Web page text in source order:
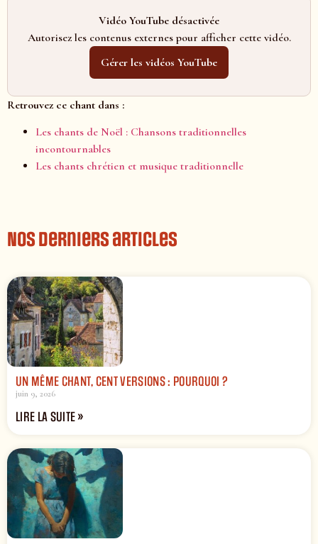
Vidéo YouTube désactivée
Autorisez les contenus externes pour afficher cette vidéo.
Gérer les vidéos YouTube
Retrouvez ce chant dans :
Les chants de Noël : Chansons traditionnelles
incontournables
Les chants chrétien et musique traditionnelle
Nos derniers articles
UN MÊME CHANT, CENT VERSIONS : POURQUOI ?
juin 9, 2026
LIRE LA SUITE »